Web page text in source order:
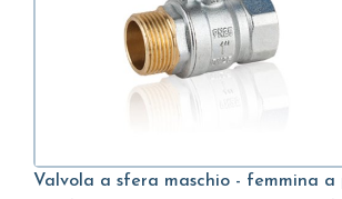
Valvola a sfera maschio - femmina a